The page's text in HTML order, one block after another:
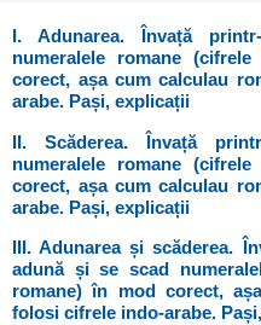
I. Adunarea. Învață
numeralele romane
corect, așa cum calculau
arabe. Pași, explicații
II. Scăderea. Învață
numeralele romane
corect, așa cum calculau
arabe. Pași, explicații
III. Adunarea și scăderea.
adună și se scad
romane) în mod corect,
folosi cifrele indo-arabe.